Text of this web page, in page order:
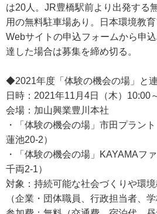
は20人。JR豊橋駅前より出発する
用の無料駐車場あり。日本環境教
Webサイトの申込フォームから申
達した場合は募集を締め切る。
◆2021年度「体験の機会の場」と
日時：2021年11月4日（木）10:00
会場：加山興業豊川本社
・「体験の機会の場」市田プラン
蓮池20-2）
・「体験の機会の場」KAYAMAフ
千両2-1）
対象：持続可能な社会づくりや環
（企業・団体職員、行政担当者、